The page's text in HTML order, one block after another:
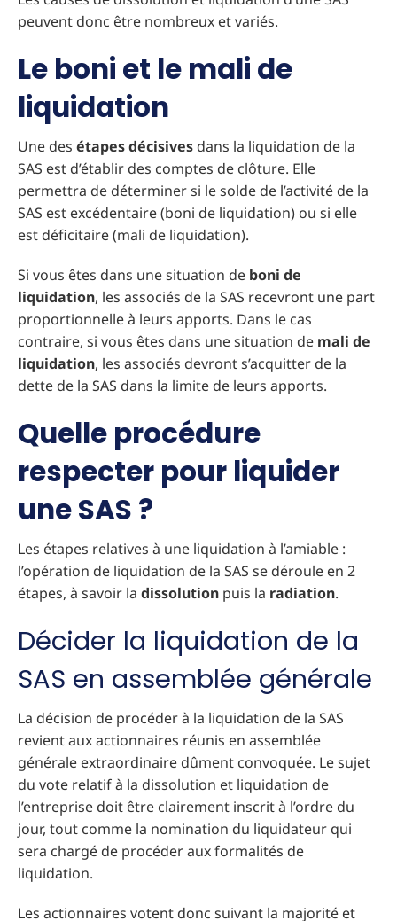
peuvent donc être nombreux et variés.
Le boni et le mali de
liquidation
Une des étapes décisives dans la liquidation de la
SAS est d’établir des comptes de clôture. Elle
permettra de déterminer si le solde de l’activité de la
SAS est excédentaire (boni de liquidation) ou si elle
est déficitaire (mali de liquidation).
Si vous êtes dans une situation de boni de
liquidation, les associés de la SAS recevront une part
proportionnelle à leurs apports. Dans le cas
contraire, si vous êtes dans une situation de mali de
liquidation, les associés devront s’acquitter de la
dette de la SAS dans la limite de leurs apports.
Quelle procédure
respecter pour liquider
une SAS ?
Les étapes relatives à une liquidation à l’amiable :
l’opération de liquidation de la SAS se déroule en 2
étapes, à savoir la dissolution puis la radiation.
Décider la liquidation de la
SAS en assemblée générale
La décision de procéder à la liquidation de la SAS
revient aux actionnaires réunis en assemblée
générale extraordinaire dûment convoquée. Le sujet
du vote relatif à la dissolution et liquidation de
l’entreprise doit être clairement inscrit à l’ordre du
jour, tout comme la nomination du liquidateur qui
sera chargé de procéder aux formalités de
liquidation.
Les actionnaires votent donc suivant la majorité et